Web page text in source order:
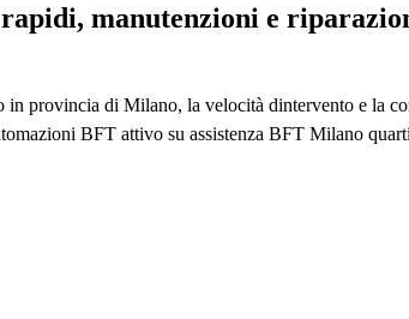
manutenzioni e
provincia di Milano, la velocità dintervento e la
BFT attivo su assistenza BFT Milano